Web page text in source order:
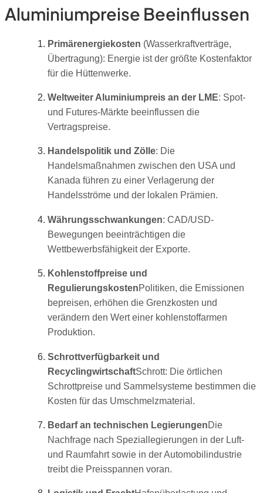
Aluminiumpreise Beeinflussen
Primärenergiekosten (Wasserkraftverträge,
Übertragung): Energie ist der größte Kostenfaktor
für die Hüttenwerke.
Weltweiter Aluminiumpreis an der LME: Spot-
und Futures-Märkte beeinflussen die
Vertragspreise.
Handelspolitik und Zölle: Die
Handelsmaßnahmen zwischen den USA und
Kanada führen zu einer Verlagerung der
Handelsströme und der lokalen Prämien.
Währungsschwankungen: CAD/USD-
Bewegungen beeinträchtigen die
Wettbewerbsfähigkeit der Exporte.
Kohlenstoffpreise und
RegulierungskostenPolitiken, die Emissionen
bepreisen, erhöhen die Grenzkosten und
verändern den Wert einer kohlenstoffarmen
Produktion.
Schrottverfügbarkeit und
RecyclingwirtschaftSchrott: Die örtlichen
Schrottpreise und Sammelsysteme bestimmen die
Kosten für das Umschmelzmaterial.
Bedarf an technischen LegierungenDie
Nachfrage nach Speziallegierungen in der Luft-
und Raumfahrt sowie in der Automobilindustrie
treibt die Preisspannen voran.